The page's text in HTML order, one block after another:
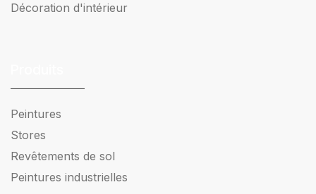
Décoration d'intérieur
Peintures
Stores
Revêtements de sol
Peintures industrielles